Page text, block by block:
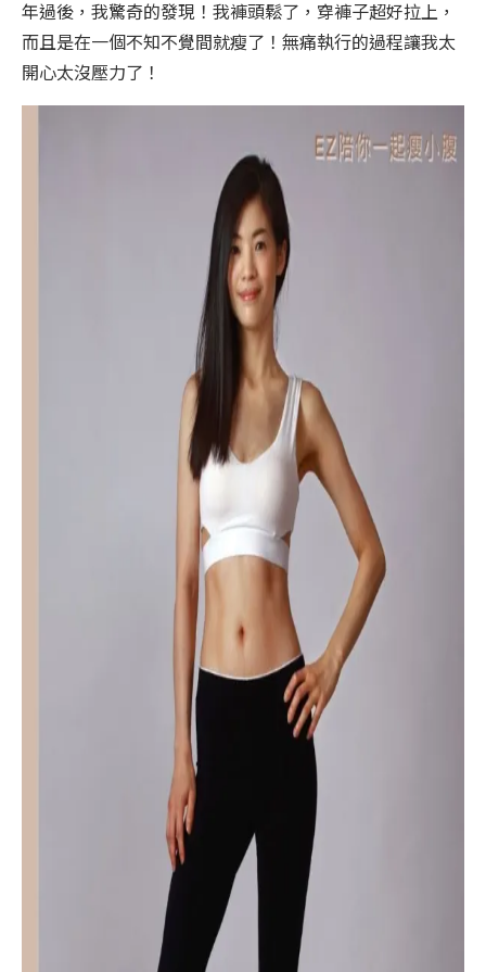
年過後，我驚奇的發現！我褲頭鬆了，穿褲子超好拉上，
而且是在一個不知不覺間就瘦了！無痛執行的過程讓我太
開心太沒壓力了！